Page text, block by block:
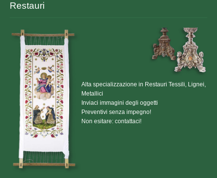
Restauri
Alta specializzazione in Restauri Tessili, Lignei,
Metallici
Inviaci immagini degli oggetti
Preventivi senza impegno!
Non esitare: contattaci!